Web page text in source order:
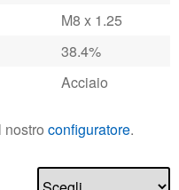
M8 x 1.25
38.4%
Acciaio
configuratore.